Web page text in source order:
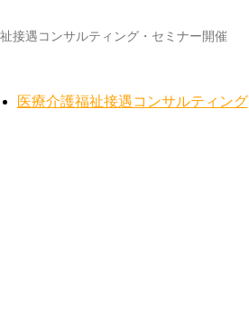
接遇コンサルティング・セミナー開催
医療介護福祉接遇コンサルティング